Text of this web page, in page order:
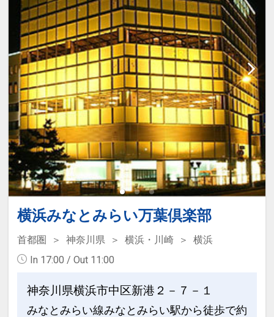
31日
インターネットコース番号：DP-1-
17215763
横浜みなとみらい万葉倶楽部
首都圏 神奈川県 横浜・川崎
横浜
In 17:00 / Out 11:00
神奈川県横浜市中区新港２－７－１
みなとみらい線みなとみらい駅から徒歩で約